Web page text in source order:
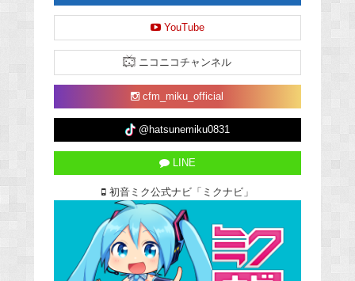
YouTube
ニコニコチャンネル
cfm_miku_official
@hatsunemiku0831
LINE
初音ミク公式ナビ「ミクナビ」